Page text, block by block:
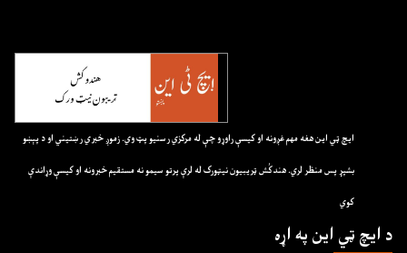
ايچ ټي اين هغه مهم غږونه او کيسې راوړو چې له مرکزي رسنيو پټ وي. زموږ خبري رښتيني او د پېښو
بشپړ پس منظر لري. هندکُش ټريبيون نيټورک له لرې پرتو سيمو نه مستقيم خبرونه او کيسې وړاندې
کوي
د ايچ ټي اين په اړه